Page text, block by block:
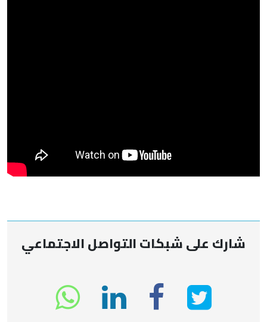
شارك على شبكات التواصل الاجتماعي
انشر انشرانشر